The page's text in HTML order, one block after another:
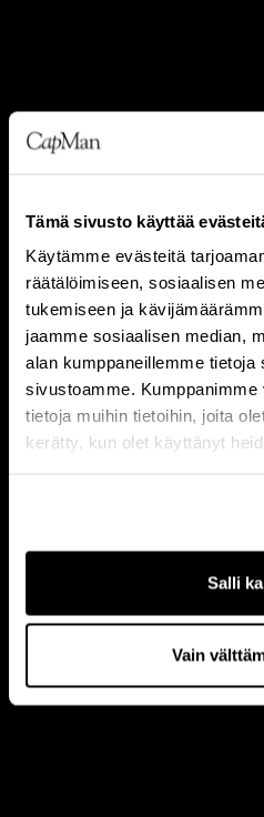
Tämä sivusto käyttää
Käytämme evästeitä
räätälöimiseen, sosiaalisen
tukemiseen ja
jaamme sosiaalisen median,
alan kumppaneillemme tietoja
sivustoamme. Kumppanimme
tietoja muihin tietoihin, joita
kerätty, kun olet käyttänyt
Salli
Vain